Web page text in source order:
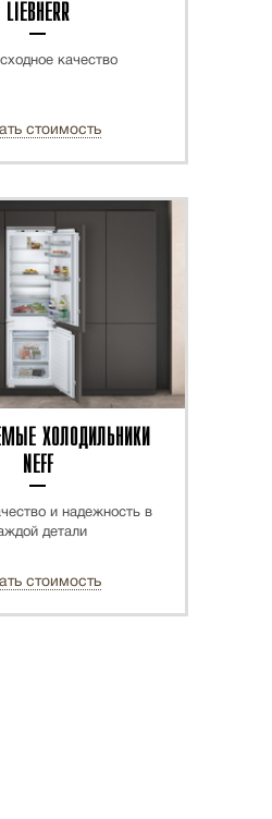
LIEBHERR
качество
стоимость
ХОЛОДИЛЬНИКИ
NEFF
и надежность в
детали
стоимость